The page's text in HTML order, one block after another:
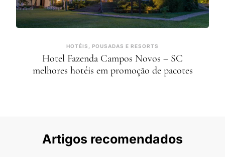
HOTÉIS, POUSADAS E RESORTS
Hotel Fazenda Campos Novos – SC
melhores hotéis em promoção de pacotes
Artigos recomendados